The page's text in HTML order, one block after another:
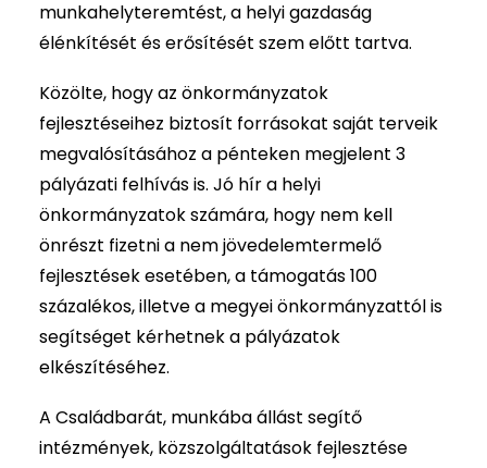
munkahelyteremtést, a helyi gazdaság
élénkítését és erősítését szem előtt tartva.
Közölte, hogy az önkormányzatok
fejlesztéseihez biztosít forrásokat saját terveik
megvalósításához a pénteken megjelent 3
pályázati felhívás is. Jó hír a helyi
önkormányzatok számára, hogy nem kell
önrészt fizetni a nem jövedelemtermelő
fejlesztések esetében, a támogatás 100
százalékos, illetve a megyei önkormányzattól is
segítséget kérhetnek a pályázatok
elkészítéséhez.
A Családbarát, munkába állást segítő
intézmények, közszolgáltatások fejlesztése